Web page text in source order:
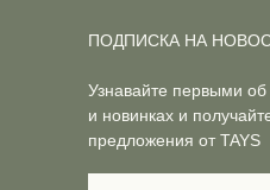
Узнавайте первыми об
и новинках и
предложения от TAYS
ПОДПИСКА НА